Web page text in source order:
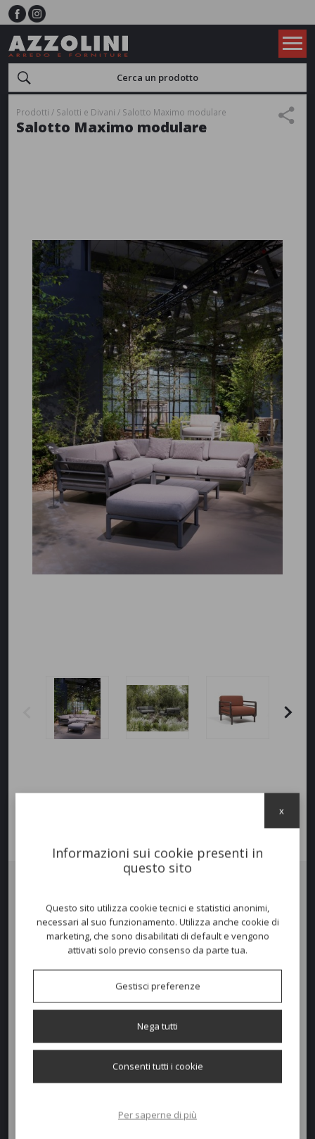
Prodotti Salotti e Divani Salotto Maximo modulare
Salotto Maximo modulare
Divano modulare con struttura inresina rigeneratatrattato anti-UV
e colorato in massa.
I tessuti si caratterizzano con un'alta componente riciclata in fibra
con un sistema di bloccaggio senza l'uso di viti.
ll colore Terra, in polipropilene e fiberglass rigenerato può presentare
variazioni di colore dovute all'utilizzo di materiale riciclato.
MODULI DISPONIBILI:
poltrona 90x94 h. 45,5/79
terminale (DX/SX) 85x94 h. 45,5/79
pouf 82,5x82,5 h.45,5
Informazioni sui cookie presenti in
questo sito
Questo sito utilizza cookie tecnici e statistici anonimi,
necessari al suo funzionamento. Utilizza anche cookie di
marketing, che sono disabilitati di default e vengono
attivati solo previo consenso da parte tua.
Gestisci preferenze
Nega tutti
Consenti tutti i cookie
Per saperne di più
x